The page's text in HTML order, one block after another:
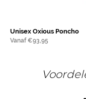
Unisex Oxious Poncho
Vanaf €93,95